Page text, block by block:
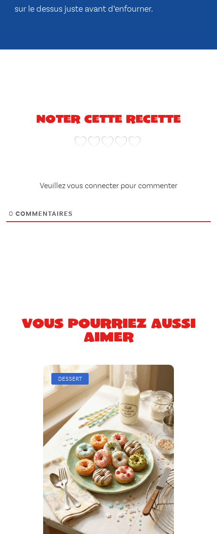
sur le dessus juste avant d’enfourner.
Noter cette recette
Veuillez vous connecter pour commenter
0 COMMENTAIRES
Vous pourriez aussi
aimer
DESSERT